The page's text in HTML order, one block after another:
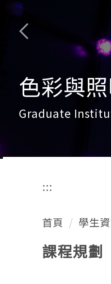
色彩與
Graduate
:::
首頁 學生
課程規劃